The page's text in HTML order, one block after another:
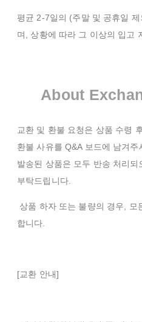
평균 2-7일의 (주말 및 공휴일
며, 상황에 따라 그 이상의 입고
About
교환 및 환불 요청은 상품 수령
환불 사유를 Q&A 보드에 남겨
발송된 상품은 모두 반송 처리
부탁드립니다.
상품 하자 또는 불량의 경우, 모
합니다.
[교환 안내]